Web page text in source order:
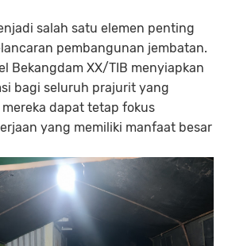
salah satu elemen penting
pembangunan jembatan.
Bekangdam XX/TIB menyiapkan
bagi seluruh prajurit yang
dapat tetap fokus
yang memiliki manfaat besar